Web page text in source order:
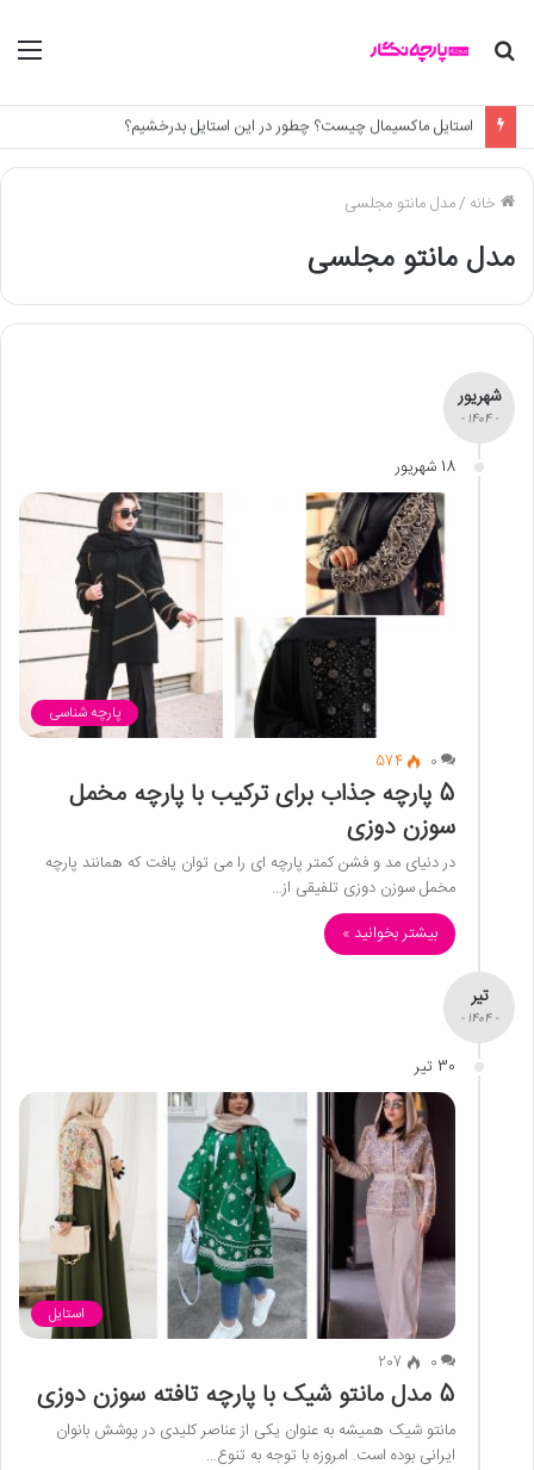
جستجو
استایل ماکسیمال چیست؟ چطور در این استایل بدرخشیم؟
خانه /مدل مانتو مجلسی
مدل مانتو مجلسی
شهریور
- 1404 -
18 شهریور
پارچه شناسی
0
574
5 پارچه جذاب برای ترکیب با پارچه مخمل
سوزن دوزی
در دنیای مد و فشن کمتر پارچه ای را می توان یافت که همانند پارچه
مخمل سوزن دوزی تلفیقی از…
بیشتر بخوانید »
تیر
- 1404 -
30 تیر
استایل
0
207
5 مدل مانتو شیک با پارچه تافته سوزن دوزی
مانتو شیک همیشه به عنوان یکی از عناصر کلیدی در پوشش بانوان
ایرانی بوده است. امروزه با توجه به تنوع…